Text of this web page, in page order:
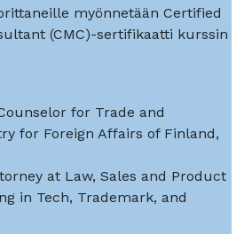
myönnetään Certified
(CMC)-sertifikaatti kurssin
for Trade and
for Foreign Affairs of Finland,
at Law, Sales and Product
in Tech, Trademark, and